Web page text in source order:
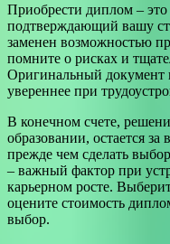
Приобрести диплом – это
подтверждающий вашу
заменен возможностью
помните о рисках и
Оригинальный документ
увереннее при
В конечном счете,
образовании, остается за
прежде чем сделать
– важный фактор при
карьерном росте.
оцените стоимость
выбор.